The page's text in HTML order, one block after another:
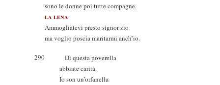
sono le donne poi tutte compagne.
LA LENA
Ammogliatevi presto signor zio
ma voglio poscia maritarmi anch’io.
290
Di questa poverella
abbiate carità.
Io son un’orfanella